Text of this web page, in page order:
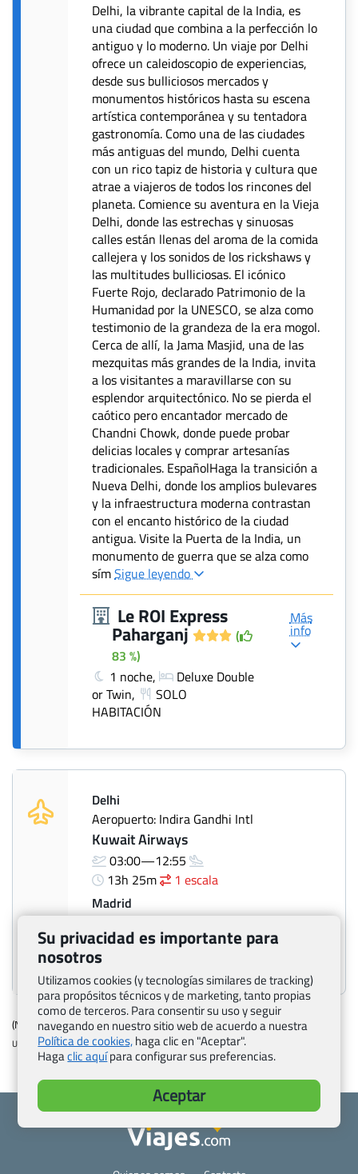
Delhi, la vibrante capital de la India, es
una ciudad que combina a la perfección lo
antiguo y lo moderno. Un viaje por Delhi
ofrece un caleidoscopio de experiencias,
desde sus bulliciosos mercados y
monumentos históricos hasta su escena
artística contemporánea y su tentadora
gastronomía. Como una de las ciudades
más antiguas del mundo, Delhi cuenta
con un rico tapiz de historia y cultura que
atrae a viajeros de todos los rincones del
planeta. Comience su aventura en la Vieja
Delhi, donde las estrechas y sinuosas
calles están llenas del aroma de la comida
callejera y los sonidos de los rickshaws y
las multitudes bulliciosas. El icónico
Fuerte Rojo, declarado Patrimonio de la
Humanidad por la UNESCO, se alza como
testimonio de la grandeza de la era mogol.
Cerca de allí, la Jama Masjid, una de las
mezquitas más grandes de la India, invita
a los visitantes a maravillarse con su
esplendor arquitectónico. No se pierda el
caótico pero encantador mercado de
Chandni Chowk, donde puede probar
delicias locales y comprar artesanías
tradicionales. EspañolHaga la transición a
Nueva Delhi, donde los amplios bulevares
y la infraestructura moderna contrastan
con el encanto histórico de la ciudad
antigua. Visite la Puerta de la India, un
monumento de guerra que se alza como
símSigue leyendo
Le ROI Express
Paharganj
(
83 %)
1 noche,
Deluxe Double
or Twin,
SOLO
HABITACIÓN
Más
info
Delhi
Aeropuerto: Indira Gandhi Intl
Kuwait Airways
03:00—12:55
13h 25m
1 escala
Madrid
Aeropuerto: Adolfo Suárez Madrid-
Barajas Airport
Aeropuerto de ejemplo
(Número de oferta: 1003297)
Ultima modificacion: 2026-04-13 13:39:57
Su privacidad es importante para
nosotros
Utilizamos cookies (y tecnologías similares de tracking)
para propósitos técnicos y de marketing, tanto propias
como de terceros. Para consentir su uso y seguir
navegando en nuestro sitio web de acuerdo a nuestra
Política de cookies,haga clic en "Aceptar".
Hagaclic aquípara configurar sus preferencias.
Aceptar